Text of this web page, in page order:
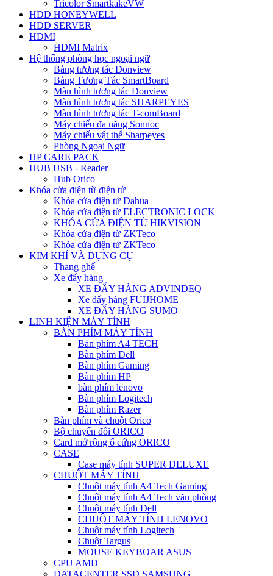
Tricolor SmartkakeVW
HDD HONEYWELL
HDD SERVER
HDMI
HDMI Matrix
Hệ thống phòng học ngoại ngữ
Bảng tương tác Donview
Bảng Tương Tác SmartBoard
Màn hình tương tác Donview
Màn hình tương tác SHARPEYES
Màn hình tương tác T-comBoard
Máy chiếu đa năng Sonnoc
Máy chiếu vật thể Sharpeyes
Phòng Ngoại Ngữ
HP CARE PACK
HUB USB - Reader
Hub Orico
Khóa cửa điện từ điện tử
Khóa cửa điện tử Dahua
Khóa cửa điện từ ELECTRONIC LOCK
KHÓA CỬA ĐIỆN TỪ HIKVISION
Khóa cửa điện từ ZKTeco
Khóa cửa điện tử ZKTeco
KIM KHÍ VÀ DỤNG CỤ
Thang ghế
Xe đẩy hàng
XE ĐẨY HÀNG ADVINDEQ
Xe đẩy hàng FUIJHOME
XE ĐẨY HÀNG SUMO
LINH KIỆN MÁY TÍNH
BÀN PHÍM MÁY TÍNH
Bàn phím A4 TECH
Bàn phím Dell
Bàn phím Gaming
Bàn phím HP
bàn phím lenovo
Bàn phím Logitech
Bàn phím Razer
Bàn phím và chuột Orico
Bộ chuyển đổi ORICO
Card mở rộng ổ cứng ORICO
CASE
Case máy tính SUPER DELUXE
CHUỘT MÁY TÍNH
Chuột máy tính A4 Tech Gaming
Chuột máy tính A4 Tech văn phòng
Chuột máy tính Dell
CHUỘT MÁY TÍNH LENOVO
Chuột máy tính Logitech
Chuột Targus
MOUSE KEYBOAR ASUS
CPU AMD
DATACENTER SSD SAMSUNG